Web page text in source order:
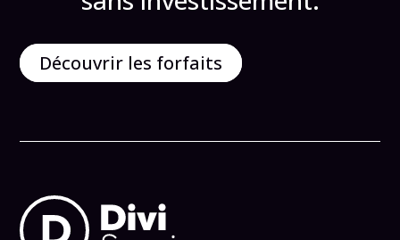
Découvrir les forfaits